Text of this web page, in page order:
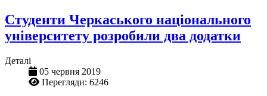
Студенти Черкаського національного
університету розробили два додатки
Деталі
05 червня 2019
Перегляди: 6246